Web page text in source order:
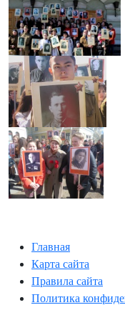
Главная
Карта сайта
Правила сайта
Политика